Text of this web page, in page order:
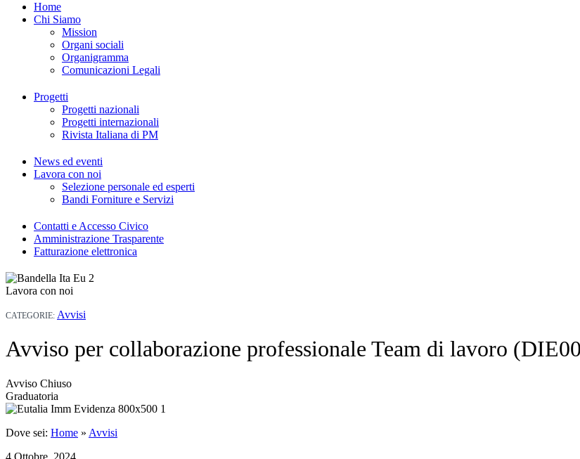
Home
Chi Siamo
Mission
Organi sociali
Organigramma
Comunicazioni Legali
Progetti
Progetti nazionali
Progetti internazionali
Rivista Italiana di PM
News ed eventi
Lavora con noi
Selezione personale ed esperti
Bandi Forniture e Servizi
Contatti e Accesso Civico
Amministrazione Trasparente
Fatturazione elettronica
Lavora con noi
CATEGORIE: Avvisi
Avviso per collaborazione professionale Team di lavoro
Avviso Chiuso
Graduatoria
Dove sei: Home » Avvisi
4 Ottobre, 2024